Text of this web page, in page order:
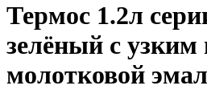
Термос 1.2л
зелёный с узким
молотковой